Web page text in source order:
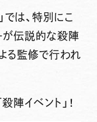
は、特別にこ
が伝説的な殺陣
る監修で行われ
殺陣イベント」！